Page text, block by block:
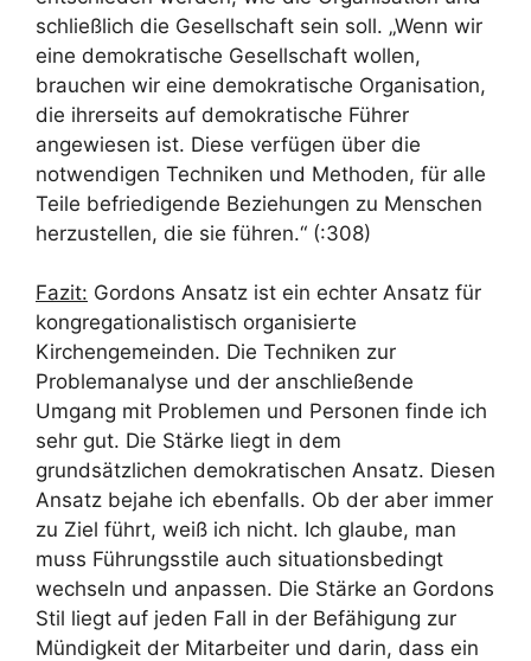
schließlich die Gesellschaft sein soll. „Wenn wir
eine demokratische Gesellschaft wollen,
brauchen wir eine demokratische Organisation,
die ihrerseits auf demokratische Führer
angewiesen ist. Diese verfügen über die
notwendigen Techniken und Methoden, für alle
Teile befriedigende Beziehungen zu Menschen
herzustellen, die sie führen.“ (:308)
Fazit: Gordons Ansatz ist ein echter Ansatz für
kongregationalistisch organisierte
Kirchengemeinden. Die Techniken zur
Problemanalyse und der anschließende
Umgang mit Problemen und Personen finde ich
sehr gut. Die Stärke liegt in dem
grundsätzlichen demokratischen Ansatz. Diesen
Ansatz bejahe ich ebenfalls. Ob der aber immer
zu Ziel führt, weiß ich nicht. Ich glaube, man
muss Führungsstile auch situationsbedingt
wechseln und anpassen. Die Stärke an Gordons
Stil liegt auf jeden Fall in der Befähigung zur
Mündigkeit der Mitarbeiter und darin, dass ein